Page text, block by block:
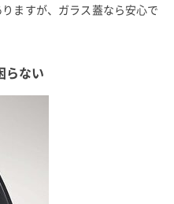
ますが、ガラス蓋なら安心で
らない